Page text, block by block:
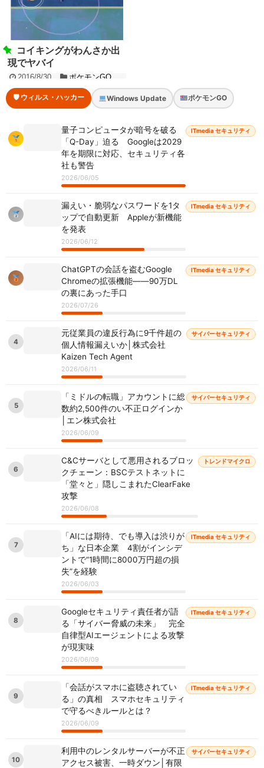
コイキングがわんさか出
現でヤバイ
2016/8/30 ポケモンGO
🛡 ウィルス・ハッカー Windows Update ポケモンGO
量子コンピュータが暗号を破る
「Q-Day」迫る Googleは2029
年を期限に対応、セキュリティ各
社も警告
2026/06/05
ITmedia セキュリティ
漏えい・脆弱なパスワードを1タ
ップで自動更新 Appleが新機能
を発表
2026/06/12
ITmedia セキュリティ
ChatGPTの会話を盗むGoogle
Chromeの拡張機能――90万DL
の裏にあった手口
2026/07/26
ITmedia セキュリティ
4
元従業員の違反行為に9千件超の
個人情報漏えいか│株式会社
Kaizen Tech Agent
2026/06/11
サイバーセキュリティ
5
「ミドルの転職」アカウントに総
数約2,500件のい不正ログインか
│エン株式会社
2026/06/09
サイバーセキュリティ
6
C&Cサーバとして悪用されるブロッ
クチェーン：BSCテストネットに
「堂々と」隠しこまれたClearFake
攻撃
2026/06/08
トレンドマイクロ
7
「AIには期待、でも導入は渋りが
ち」な日本企業 4割がインシデ
ントで“1時間に8000万円超の損
失”を経験
2026/06/03
ITmedia セキュリティ
8
Googleセキュリティ責任者が語
る「サイバー脅威の未来」 完全
自律型AIエージェントによる攻撃
が現実味
2026/06/09
ITmedia セキュリティ
9
「会話がスマホに盗聴されてい
る」の真相 スマホセキュリティ
で守るべきルールとは？
2026/06/09
ITmedia セキュリティ
10
利用中のレンタルサーバーが不正
アクセス被害、一時ダウン│有限
サイバーセキュリティ